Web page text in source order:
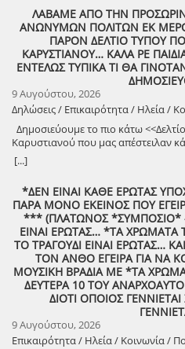
ΛΑΒΑΜΕ ΑΠΟ ΤΗΝ
ΑΝΩΝΥΜΩΝ ΠΟΛΙΤΩΝ ΕΚ
ΠΑΡΟΝ ΔΕΛΤΙΟ ΤΥΠΟΥ
ΚΑΡΥΣΤΙΑΝΟΥ… ΚΑΛΑ ΡΕ
ΕΝΤΕΛΩΣ ΤΥΠΙΚΑ ΤΙ ΘΑ
9 Αυγούστου, 2026
Δηλώσεις / Επικαιρότητα / Ηλεία /
Δημοσιεύουμε το πιο κάτω
Καρυστιανού που μας απέστειλαν
Πολιτών>>!
[...]
*ΔΕΝ ΕΙΝΑΙ ΚΑΘΕ ΕΡΩΤΑΣ
ΠΑΡΑ ΜΟΝΟ ΕΚΕΙΝΟΣ ΠΟΥ
*** (ΠΛΑΤΩΝΟΣ *ΣΥΜΠΟΣΙΟ*
ΕΙΝΑΙ ΕΡΩΤΑΣ… *ΤΑ ΧΡΩΜΑΤΑ
ΤΟ ΤΡΑΓΟΥΔΙ ΕΙΝΑΙ ΕΡΩΤΑΣ…
ΤΟΝ ΑΝΘΟ ΕΓΕΙΡΑ ΓΙΑ ΝΑ
ΜΟΥΣΙΚΗ ΒΡΑΔΙΑ ΜΕ *ΤΑ
ΔΕΥΤΕΡΑ 10 ΤΟΥ
ΔΙΟΤΙ ΟΠΟΙΟΣ
9 Αυγούστου, 2026
Επικαιρότητα / Ηλεία / Κοινωνία /